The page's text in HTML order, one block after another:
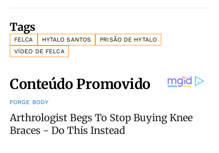
Tags
FELCA HYTALO SANTOS
PRISÃO DE HYTALO
VÍDEO DE FELCA